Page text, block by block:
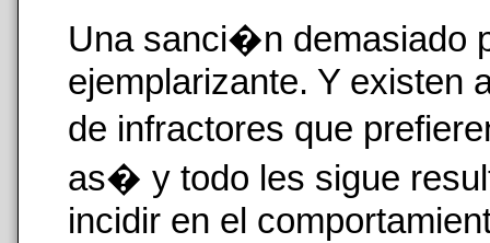
Una sanci�n
ejemplarizante. Y existen
de infractores que
as� y todo les sigue
incidir en el